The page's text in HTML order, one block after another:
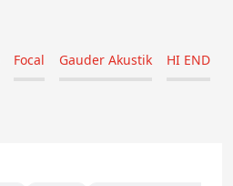
Focal Gauder Akustik HI END